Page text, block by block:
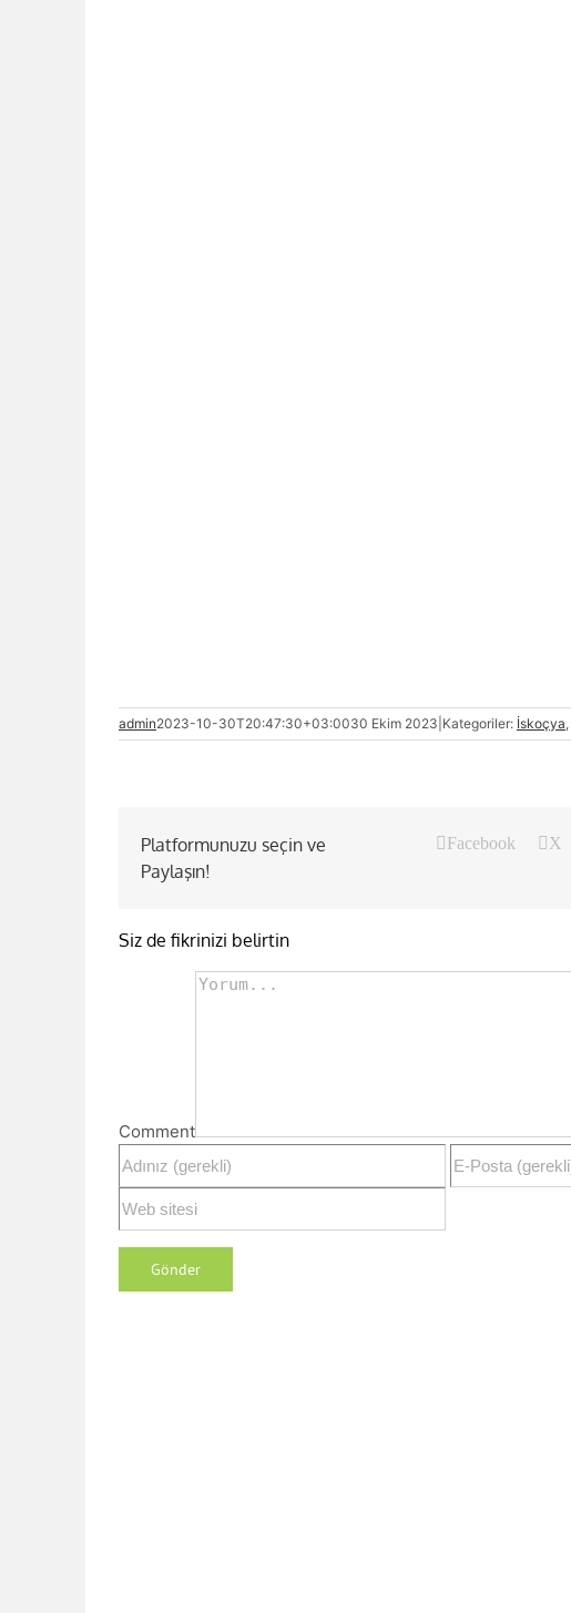
admin2023-10-30T20:47:30+03:0030 Ekim 2023 Kategoriler: İskoçya,
Platformunuzu seçin ve
Paylaşın!
Facebook X
Siz de fikrinizi belirtin
Comment